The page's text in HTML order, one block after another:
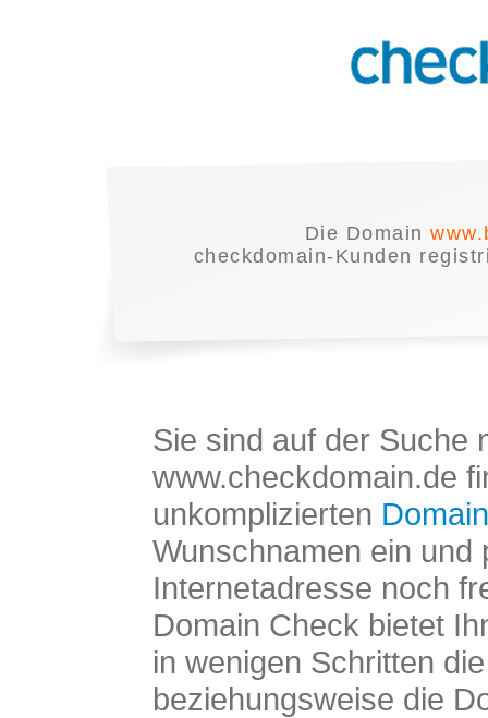
Die Domain
checkdomain-Kunden
Sie sind auf der Suche
www.checkdomain.de
unkomplizierten
Wunschnamen ein und
Internetadresse noch
Domain Check bietet
in wenigen Schritten
beziehungsweise die